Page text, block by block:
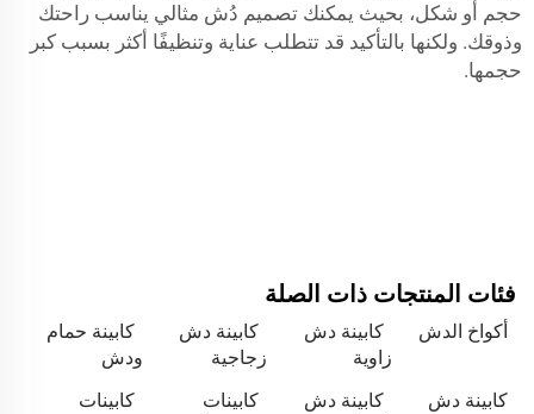
حجم أو شكل، بحيث يمكنك تصميم دُش مثالي يناسب راحتك
وذوقك. ولكنها بالتأكيد قد تتطلب عناية وتنظيفًا أكثر بسبب كبر
حجمها.
فئات المنتجات ذات الصلة
أكواخ الدش
كابينة دش
زاوية
كابينة دش
زجاجية
كابينة حمام
ودش
كابينة دش
كابينة دش
كابينات
كابينات